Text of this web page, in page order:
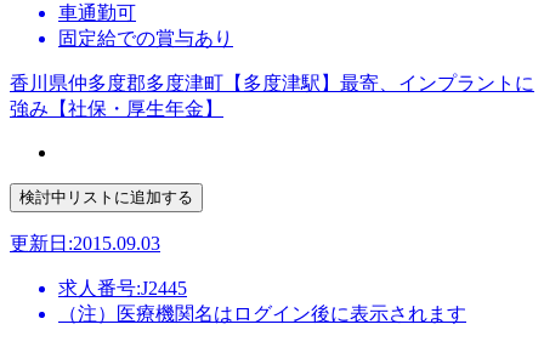
車通勤可
固定給での賞与あり
香川県仲多度郡多度津町【多度津駅】最寄、インプラントに
強み【社保・厚生年金】
更新日:2015.09.03
求人番号:J2445
（注）医療機関名はログイン後に表示されます